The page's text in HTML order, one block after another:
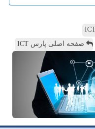
صفحه اصلی پارس ICT